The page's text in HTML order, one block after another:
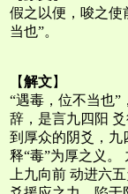
假之以便，唆之使
当也”。
【解文】
“遇毒，位不当也”
辞，是言九四阳
到厚众的阴爻，九
释“毒”为厚之义。
上九向前 动进六